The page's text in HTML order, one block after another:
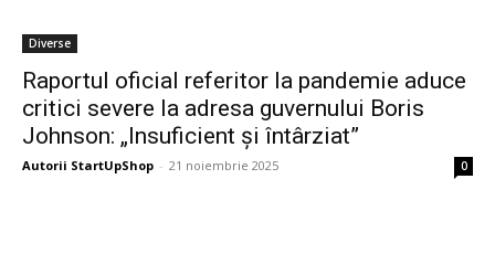
Diverse
Raportul oficial referitor la pandemie aduce
critici severe la adresa guvernului Boris
Johnson: „Insuficient și întârziat”
Autorii StartUpShop - 21 noiembrie 2025 0